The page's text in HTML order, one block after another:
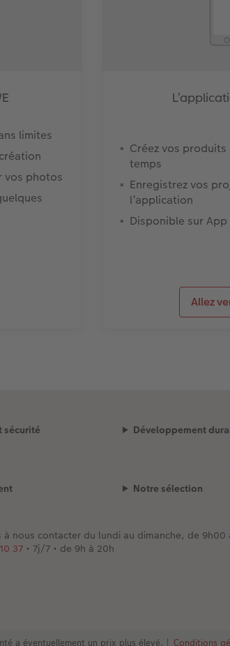
limites
vos photos
Créez vos
temps
Enregistrez vos
l’application
Disponible sur
Allez
sécurité Développement
Notre sélection
nous contacter du lundi au dimanche, de 9h00
37 • 7j/7 • de 9h à 20h
a éventuellement un prix plus élevé. | Conditions